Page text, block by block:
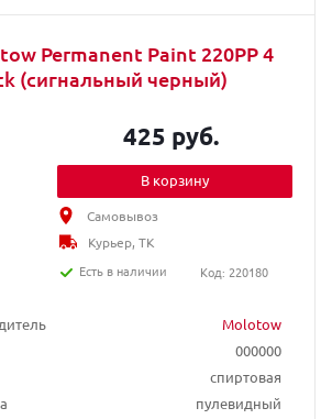
Permanent Paint 220PP 4
(сигнальный черный)
Molotow
000000
спиртовая
пулевидный
425 руб.
В корзину
Самовывоз
Курьер, ТК
Есть в наличии
Код: 220180